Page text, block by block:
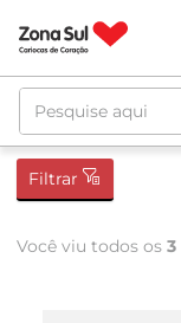
Pesquise aqui
Filtrar
Você viu todos os 3